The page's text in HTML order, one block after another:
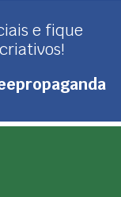
e fique